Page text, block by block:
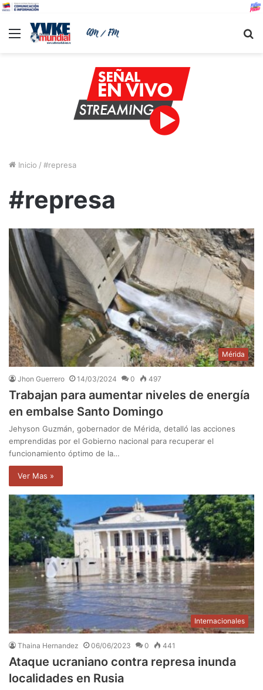
Menu
Inicio / #represa
#represa
Mérida
Jhon Guerrero 14/03/2024 0 497
Trabajan para aumentar niveles de energía
en embalse Santo Domingo
Jehyson Guzmán, gobernador de Mérida, detalló las acciones
emprendidas por el Gobierno nacional para recuperar el
funcionamiento óptimo de la…
Ver Mas »
Internacionales
Thaina Hernandez 06/06/2023 0 441
Ataque ucraniano contra represa inunda
localidades en Rusia